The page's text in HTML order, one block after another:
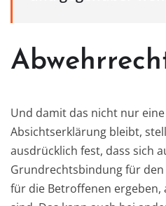
Und damit das nicht nur
Absichtserklärung bleibt,
ausdrücklich fest, dass sich
Grundrechtsbindung für
für die Betroffenen ergeben,